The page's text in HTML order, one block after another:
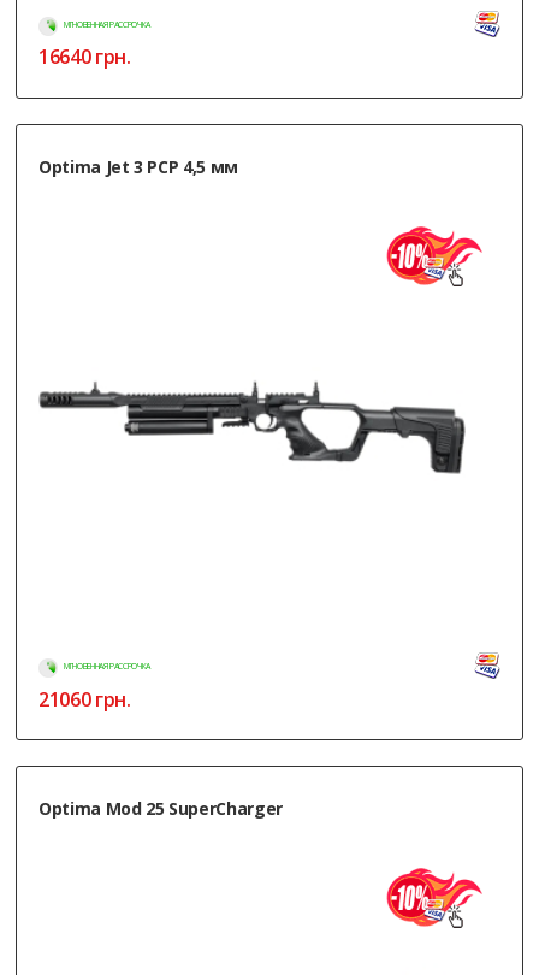
МГНОВЕННАЯ РАССРОЧКА
16640грн.
Optima Jet 3 PCP 4,5 мм
МГНОВЕННАЯ РАССРОЧКА
21060грн.
Optima Mod 25 SuperCharger